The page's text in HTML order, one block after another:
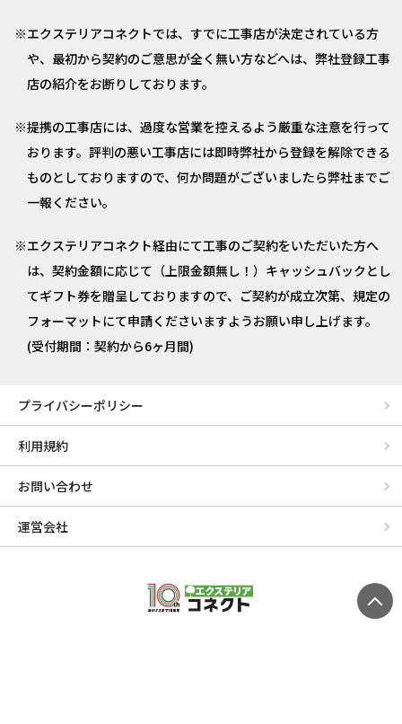
エクステリアコネクトでは、すでに工事店が決定されている方
や、最初から契約のご意思が全く無い方などへは、弊社登録工事
店の紹介をお断りしております。
提携の工事店には、過度な営業を控えるよう厳重な注意を行って
おります。評判の悪い工事店には即時弊社から登録を解除できる
ものとしておりますので、何か問題がございましたら弊社までご
一報ください。
エクステリアコネクト経由にて工事のご契約をいただいた方へ
は、契約金額に応じて（上限金額無し！）キャッシュバックとし
てギフト券を贈呈しておりますので、ご契約が成立次第、規定の
フォーマットにて申請くださいますようお願い申し上げます。
(受付期間：契約から6ヶ月間)
プライバシーポリシー
利用規約
お問い合わせ
運営会社